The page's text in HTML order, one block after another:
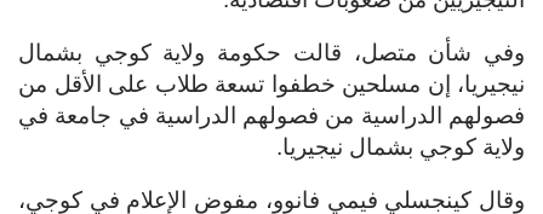
وفي شأن متصل، قالت حكومة ولاية كوجي بشمال
نيجيريا، إن مسلحين خطفوا تسعة طلاب على الأقل من
فصولهم الدراسية من فصولهم الدراسية في جامعة في
ولاية كوجي بشمال نيجيريا.
وقال كينجسلي فيمي فانوو، مفوض الإعلام في كوجي،